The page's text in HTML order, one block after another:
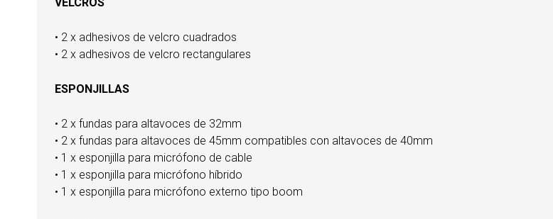
• 2 x adhesivos de velcro cuadrados
• 2 x adhesivos de velcro rectangulares
ESPONJILLAS
• 2 x fundas para altavoces de 32mm
• 2 x fundas para altavoces de 45mm compatibles con altavoces de 40mm
• 1 x esponjilla para micrófono de cable
• 1 x esponjilla para micrófono híbrido
• 1 x esponjilla para micrófono externo tipo boom